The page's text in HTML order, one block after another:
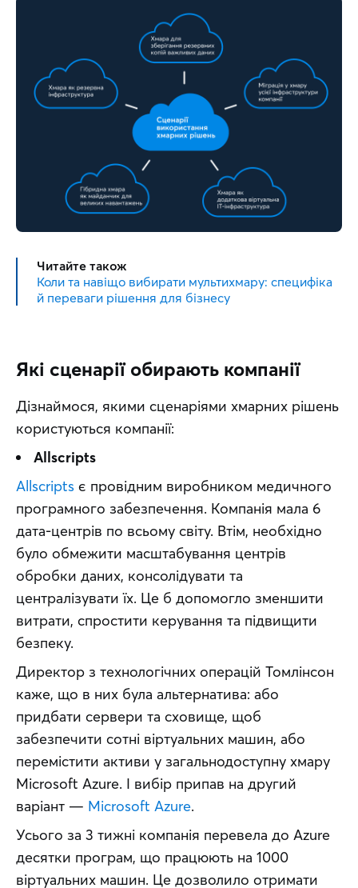
Читайте також
Коли та навіщо вибирати мультихмару: специфіка
й переваги рішення для бізнесу
Які сценарії обирають компанії
Дізнаймося, якими сценаріями хмарних рішень
користуються компанії:
Allscripts
Allscripts є провідним виробником медичного
програмного забезпечення. Компанія мала 6
дата-центрів по всьому світу. Втім, необхідно
було обмежити масштабування центрів
обробки даних, консолідувати та
централізувати їх. Це б допомогло зменшити
витрати, спростити керування та підвищити
безпеку.
Директор з технологічних операцій Томлінсон
каже, що в них була альтернатива: або
придбати сервери та сховище, щоб
забезпечити сотні віртуальних машин, або
перемістити активи у загальнодоступну хмару
Microsoft Azure. І вибір припав на другий
варіант — Microsoft Azure.
Усього за 3 тижні компанія перевела до Azure
десятки програм, що працюють на 1000
віртуальних машин. Це дозволило отримати